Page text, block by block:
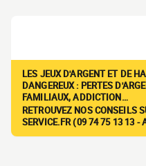
LES JEUX D'ARGENT ET DE
DANGEREUX : PERTES
FAMILIAUX, ADDICTION…
RETROUVEZ NOS CONSEILS
SERVICE.FR (09 74 75 13 13 -